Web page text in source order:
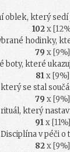
oblek, který sedí
102x
hodinky,
79 x [9%]
boty, které
81x [9%]
se stal
79 x [9%]
který
91x [11%]
Disciplína v péči o
82x [9%]